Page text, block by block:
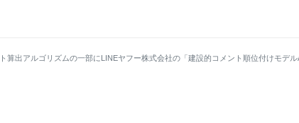
算出アルゴリズムの一部にLINEヤフー株式会社の「建設的コメント順位付けモデ